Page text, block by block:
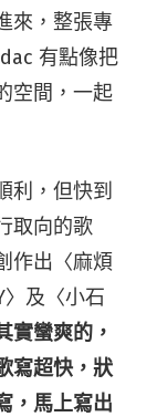
來，整張專
有點像把
空間，一起
利，但快到
取向的歌
作出〈麻煩
及〈小石
實蠻爽的，
寫超快，狀
，馬上寫出